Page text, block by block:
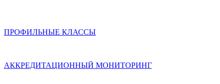
ПРОФИЛЬНЫЕ КЛАССЫ
АККРЕДИТАЦИОННЫЙ МОНИТОРИНГ